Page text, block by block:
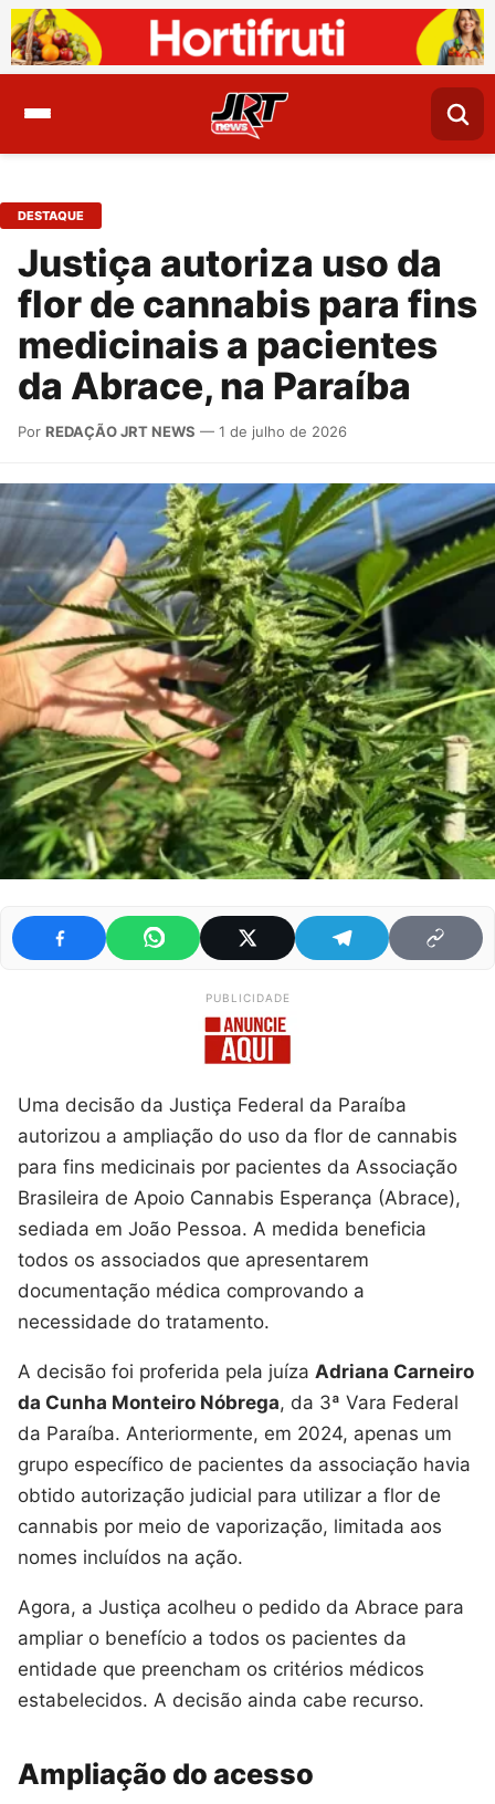
DESTAQUE
Justiça autoriza uso da
flor de cannabis para fins
medicinais a pacientes
da Abrace, na Paraíba
Por REDAÇÃO JRT NEWS — 1 de julho de 2026
PUBLICIDADE
Uma decisão da Justiça Federal da Paraíba
autorizou a ampliação do uso da flor de cannabis
para fins medicinais por pacientes da Associação
Brasileira de Apoio Cannabis Esperança (Abrace),
sediada em João Pessoa. A medida beneficia
todos os associados que apresentarem
documentação médica comprovando a
necessidade do tratamento.
A decisão foi proferida pela juíza Adriana Carneiro
da Cunha Monteiro Nóbrega, da 3ª Vara Federal
da Paraíba. Anteriormente, em 2024, apenas um
grupo específico de pacientes da associação havia
obtido autorização judicial para utilizar a flor de
cannabis por meio de vaporização, limitada aos
nomes incluídos na ação.
Agora, a Justiça acolheu o pedido da Abrace para
ampliar o benefício a todos os pacientes da
entidade que preencham os critérios médicos
estabelecidos. A decisão ainda cabe recurso.
Ampliação do acesso